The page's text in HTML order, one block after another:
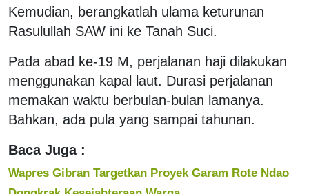
Kemudian, berangkatlah ulama keturunan
Rasulullah SAW ini ke Tanah Suci.
Pada abad ke-19 M, perjalanan haji dilakukan
menggunakan kapal laut. Durasi perjalanan
memakan waktu berbulan-bulan lamanya.
Bahkan, ada pula yang sampai tahunan.
Baca Juga :
Wapres Gibran Targetkan Proyek Garam Rote Ndao